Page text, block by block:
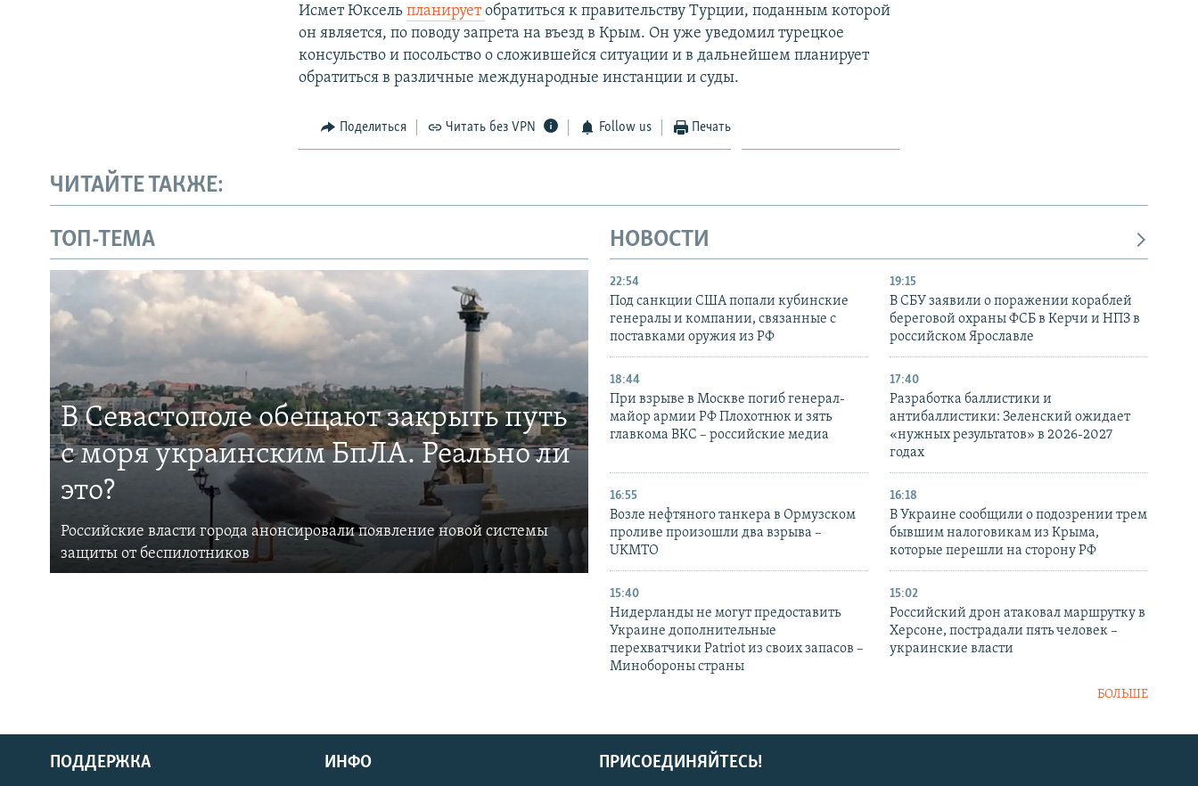
Исмет Юксельпланируетобратиться к правительству Турции, поданным которой
он является, по поводу запрета на въезд в Крым. Он уже уведомил турецкое
консульство и посольство о сложившейся ситуации и в дальнейшем планирует
обратиться в различные международные инстанции и суды.
Поделиться Читать без VPN Follow us Печать
ЧИТАЙТЕ ТАКЖЕ:
ТОП-ТЕМА
В Севастополе обещают закрыть путь
с моря украинским БпЛА. Реально ли
это?
Российские власти города анонсировали появление новой системы
защиты от беспилотников
НОВОСТИ
22:54
Под санкции США попали кубинские
генералы и компании, связанные с
поставками оружия из РФ
19:15
В СБУ заявили о поражении кораблей
береговой охраны ФСБ в Керчи и НПЗ в
российском Ярославле
18:44
При взрыве в Москве погиб генерал-
майор армии РФ Плохотнюк и зять
главкома ВКС – российские медиа
17:40
Разработка баллистики и
антибаллистики: Зеленский ожидает
«нужных результатов» в 2026-2027
годах
16:55
Возле нефтяного танкера в Ормузском
проливе произошли два взрыва –
UKMTO
16:18
В Украине сообщили о подозрении трем
бывшим налоговикам из Крыма,
которые перешли на сторону РФ
15:40
Нидерланды не могут предоставить
Украине дополнительные
перехватчики Patriot из своих запасов –
Минобороны страны
15:02
Российский дрон атаковал маршрутку в
Херсоне, пострадали пять человек –
украинские власти
БОЛЬШЕ
ПРИСОЕДИНЯЙТЕСЬ!
ПОДДЕРЖКА ИНФО